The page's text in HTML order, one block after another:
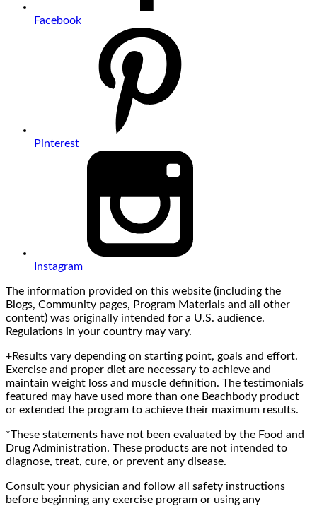
Facebook
Pinterest
Instagram
The information provided on this website (including the
Blogs, Community pages, Program Materials and all other
content) was originally intended for a U.S. audience.
Regulations in your country may vary.
+Results vary depending on starting point, goals and effort.
Exercise and proper diet are necessary to achieve and
maintain weight loss and muscle definition. The testimonials
featured may have used more than one Beachbody product
or extended the program to achieve their maximum results.
*These statements have not been evaluated by the Food and
Drug Administration. These products are not intended to
diagnose, treat, cure, or prevent any disease.
Consult your physician and follow all safety instructions
before beginning any exercise program or using any